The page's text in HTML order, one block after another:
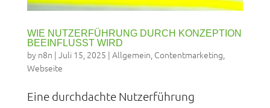
WIE NUTZERFÜHRUNG DURCH KONZEPTION
BEEINFLUSST WIRD
by n8n | Juli 15, 2025 | Allgemein, Contentmarketing,
Webseite
Eine durchdachte Nutzerführung